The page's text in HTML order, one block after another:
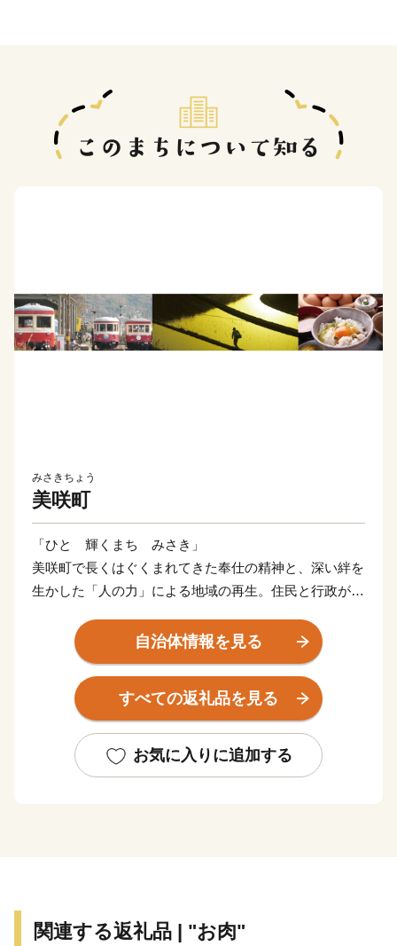
みさきちょう
美咲町
「ひと 輝くまち みさき」
美咲町で長くはぐくまれてきた奉仕の精神と、深い絆を
生かした「人の力」による地域の再生。住民と行政がし
「（み）んなで、（さ）さえあい、（き）ょうりょくす
る」共創・協働のまちづくりを目指しています。
美咲町を応援してくださるみなさま、心から感謝いたし
※美咲町は、岡山県のほぼ中央部に位置し、東に吉井
自治体情報を見る
すべての返礼品を見る
お気に入りに追加する
関連する返礼品 | "お肉"